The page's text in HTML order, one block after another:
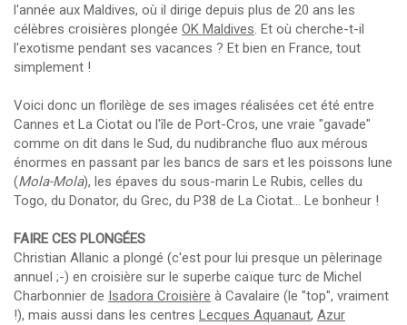
l'année aux Maldives, où il dirige depuis plus de 20 ans les
célèbres croisières plongée OK Maldives. Et où cherche-t-il
l'exotisme pendant ses vacances ? Et bien en France, tout
simplement !
Voici donc un florilège de ses images réalisées cet été entre
Cannes et La Ciotat ou l'île de Port-Cros, une vraie "gavade"
comme on dit dans le Sud, du nudibranche fluo aux mérous
énormes en passant par les bancs de sars et les poissons lune
(Mola-Mola), les épaves du sous-marin Le Rubis, celles du
Togo, du Donator, du Grec, du P38 de La Ciotat... Le bonheur !
FAIRE CES PLONGÉES
Christian Allanic a plongé (c'est pour lui presque un pèlerinage
annuel ;-) en croisière sur le superbe caïque turc de Michel
Charbonnier de Isadora Croisière à Cavalaire (le "top", vraiment
!), mais aussi dans les centres Lecques Aquanaut, Azur